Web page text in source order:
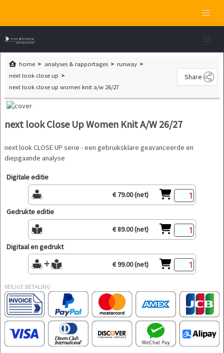
home analyses & rapportages
runway
next look close up
next look close up women knit a/w 26/27
Share
next look Close Up Women Knit A/W 26/27
next look CLOSE UP serie - een gebruiksklare geavanceerde en
diepgaande analyse
Digitale editie
€ 79.00 (net)
Gedrukte editie
€ 89.00 (net)
Digitaal en gedrukt
€ 99.00 (net)
VEILIGE BETALING